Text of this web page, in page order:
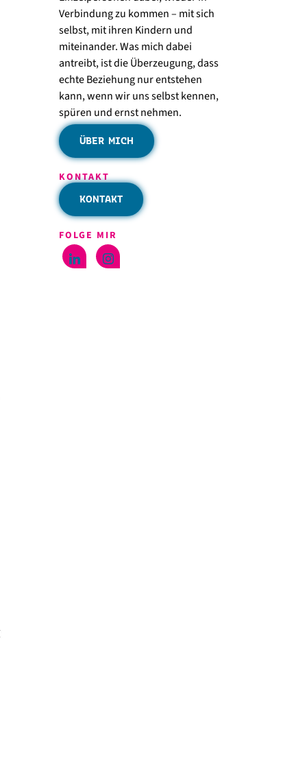
Verbindung zu kommen – mit sich
selbst, mit ihren Kindern und
miteinander. Was mich dabei
antreibt, ist die Überzeugung, dass
echte Beziehung nur entstehen
kann, wenn wir uns selbst kennen,
spüren und ernst nehmen.
ÜBER MICH
KONTAKT
KONTAKT
FOLGE MIR